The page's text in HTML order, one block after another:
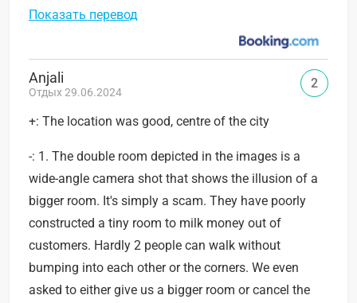
Показать перевод
Anjali
Отдых 29.06.2024
+: The location was good, centre of the city
-: 1. The double room depicted in the images is a
wide-angle camera shot that shows the illusion of a
bigger room. It's simply a scam. They have poorly
constructed a tiny room to milk money out of
customers. Hardly 2 people can walk without
bumping into each other or the corners. We even
asked to either give us a bigger room or cancel the
2